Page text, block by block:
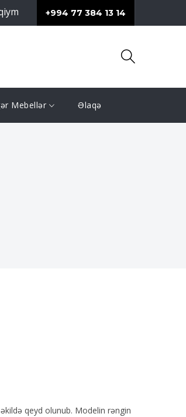
məhsullarının keyfiyyəti ilə fərqlənir.
+994 77 384 13 14
Mebellər Əlaqə
qeyd olunub. Modelin rəngin